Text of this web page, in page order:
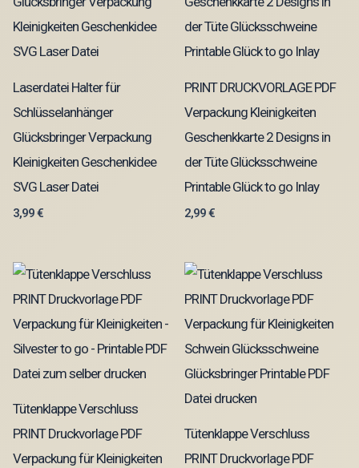
Laserdatei Halter für
Schlüsselanhänger
Glücksbringer Verpackung
Kleinigkeiten Geschenkidee
SVG Laser Datei
3,99€
PRINT DRUCKVORLAGE PDF
Verpackung Kleinigkeiten
Geschenkkarte 2 Designs in
der Tüte Glücksschweine
Printable Glück to go Inlay
2,99€
Tütenklappe Verschluss
PRINT Druckvorlage PDF
Verpackung für Kleinigkeiten
Tütenklappe Verschluss
PRINT Druckvorlage PDF